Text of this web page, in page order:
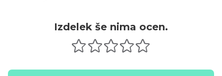
Izdelek še nima ocen.